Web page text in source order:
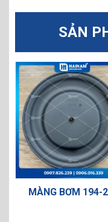
SẢN
BƠM 194-212